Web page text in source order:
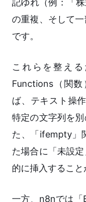
記ゆれ（例：「
の重複、そして
です。
これらを整え
Functions（関
ば、テキスト操
特定の文字列を
た、「ifempty」
た場合に「未設
的に挿入すること
一方、n8nでは「